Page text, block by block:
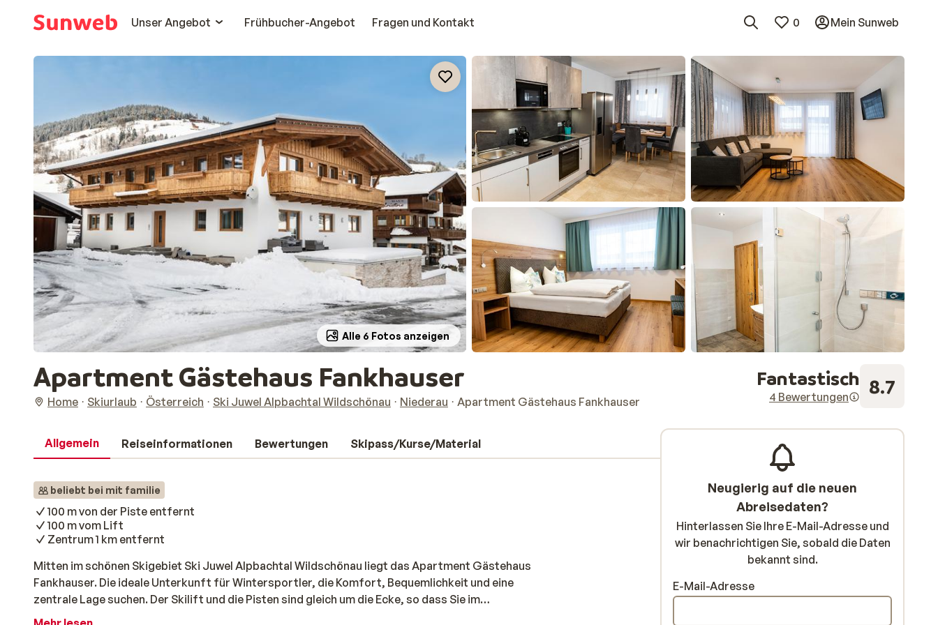
Unser Angebot
Frühbucher-Angebot Fragen und Kontakt 0 Mein Sunweb
Alle 6 Fotos anzeigen
Apartment Gästehaus Fankhauser
Home Skiurlaub Österreich Ski Juwel Alpbachtal Wildschönau Niederau Apartment Gästehaus Fankhauser
Fantastisch
4 Bewertungen 8.7
Allgemein Reiseinformationen Bewertungen Skipass/Kurse/Material
beliebt bei mit familie
100 m von der Piste entfernt
100 m vom Lift
Zentrum 1 km entfernt
Mitten im schönen Skigebiet Ski Juwel Alpbachtal Wildschönau liegt das Apartment Gästehaus
Fankhauser. Die ideale Unterkunft für Wintersportler, die Komfort, Bequemlichkeit und eine
zentrale Lage suchen. Der Skilift und die Pisten sind gleich um die Ecke, so dass Sie im
Handumdrehen auf der Piste sind und Schneespaß für die ganze Familie genießen können. Das
Neugierig auf die neuen
Abreisedaten?
Hinterlassen Sie Ihre E-Mail-Adresse und
wir benachrichtigen Sie, sobald die Daten
bekannt sind.
E-Mail-Adresse